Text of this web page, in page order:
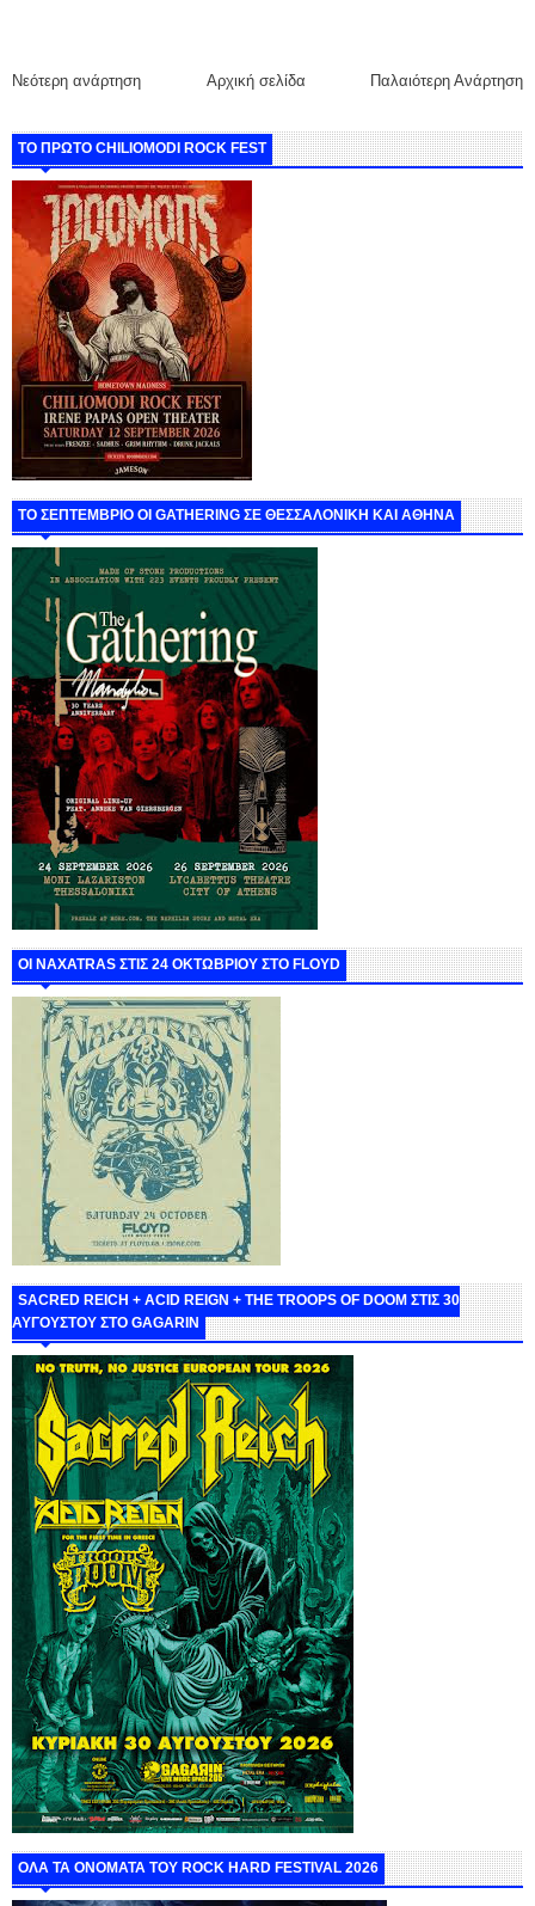
Νεότερη ανάρτηση Παλαιότερη Ανάρτηση
Αρχική σελίδα
ΤΟ ΠΡΩΤΟ CHILIOMODI ROCK FEST
ΤΟ ΣΕΠΤΕΜΒΡΙΟ ΟΙ GATHERING ΣΕ ΘΕΣΣΑΛΟΝΙΚΗ ΚΑΙ ΑΘΗΝΑ
ΟΙ NAXATRAS ΣΤΙΣ 24 ΟΚΤΩΒΡΙΟΥ ΣΤΟ FLOYD
SACRED REICH + ACID REIGN + THE TROOPS OF DOOM ΣΤΙΣ 30
ΑΥΓΟΥΣΤΟΥ ΣΤΟ GAGARIN
ΟΛΑ ΤΑ ΟΝΟΜΑΤΑ ΤΟΥ ROCK HARD FESTIVAL 2026